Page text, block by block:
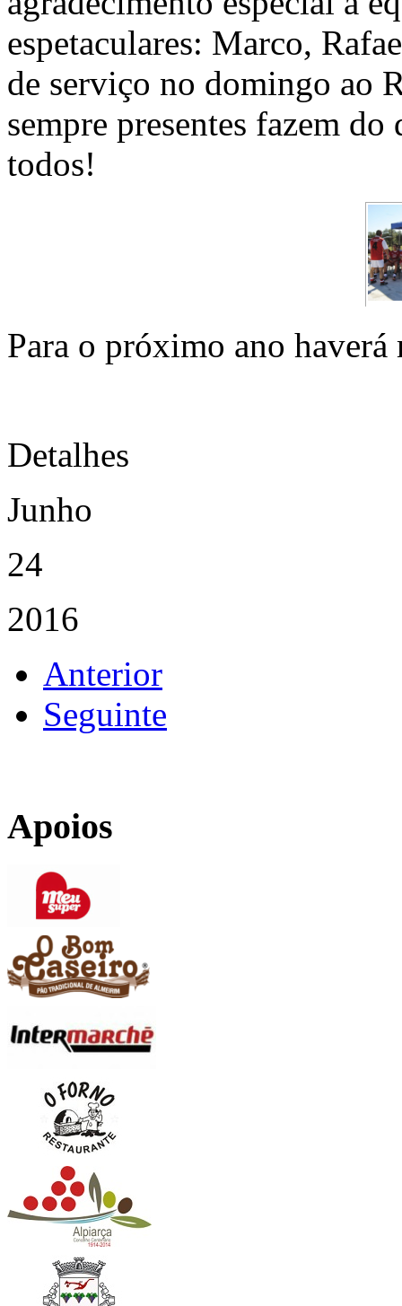
espetaculares: Marco,
de serviço no domingo ao
sempre presentes fazem
todos!
Para o próximo ano
Detalhes
Junho
24
2016
Anterior
Seguinte
Apoios